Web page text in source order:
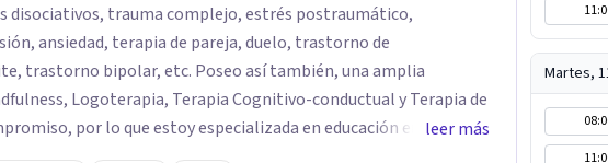
disociativos, trauma complejo, estrés postraumático,
terapia de pareja, duelo, trastorno de
etc. Poseo así también, una amplia
por lo que estoy especializada en educación emocional,
relacionales, vacío existencial y autoestima. Trabajo
leer más
Martes,